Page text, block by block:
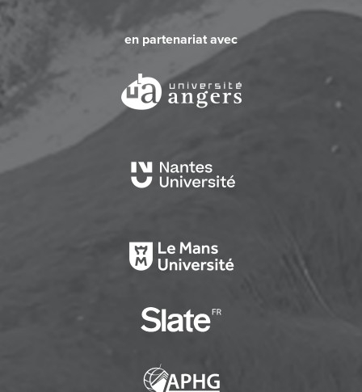
en partenariat avec